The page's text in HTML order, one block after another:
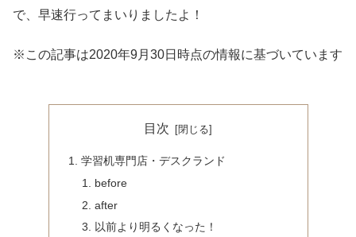
で、早速行ってまいりましたよ！
※この記事は2020年9月30日時点の情報に基づいています
目次
学習机専門店・デスクランド
before
after
以前より明るくなった！